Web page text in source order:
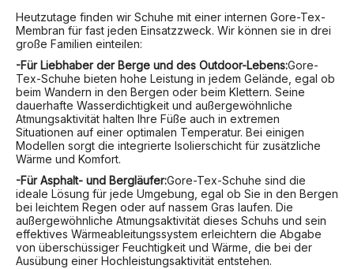
Heutzutage finden wir Schuhe mit einer internen Gore-Tex-
Membran für fast jeden Einsatzzweck. Wir können sie in drei
große Familien einteilen:
-Für Liebhaber der Berge und des Outdoor-Lebens:Gore-
Tex-Schuhe bieten hohe Leistung in jedem Gelände, egal ob
beim Wandern in den Bergen oder beim Klettern. Seine
dauerhafte Wasserdichtigkeit und außergewöhnliche
Atmungsaktivität halten Ihre Füße auch in extremen
Situationen auf einer optimalen Temperatur. Bei einigen
Modellen sorgt die integrierte Isolierschicht für zusätzliche
Wärme und Komfort.
-Für Asphalt- und Bergläufer:Gore-Tex-Schuhe sind die
ideale Lösung für jede Umgebung, egal ob Sie in den Bergen
bei leichtem Regen oder auf nassem Gras laufen. Die
außergewöhnliche Atmungsaktivität dieses Schuhs und sein
effektives Wärmeableitungssystem erleichtern die Abgabe
von überschüssiger Feuchtigkeit und Wärme, die bei der
Ausübung einer Hochleistungsaktivität entstehen.